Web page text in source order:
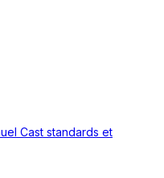
Cast standards et